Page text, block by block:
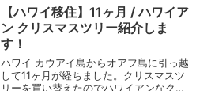
せてご覧ください：）
【ハワイ移住】11ヶ月 / ハワイア
ン クリスマスツリー紹介しま
す！
ハワイ カウアイ島からオアフ島に引っ越
して11ヶ月が経ちました。クリスマスツ
リーを買い替えたのでハワイアンなクリ